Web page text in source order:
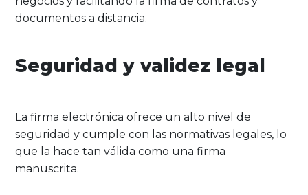
documentos a distancia.
Seguridad y validez legal
La firma electrónica ofrece un alto nivel de
seguridad y cumple con las normativas legales, lo
que la hace tan válida como una firma
manuscrita.